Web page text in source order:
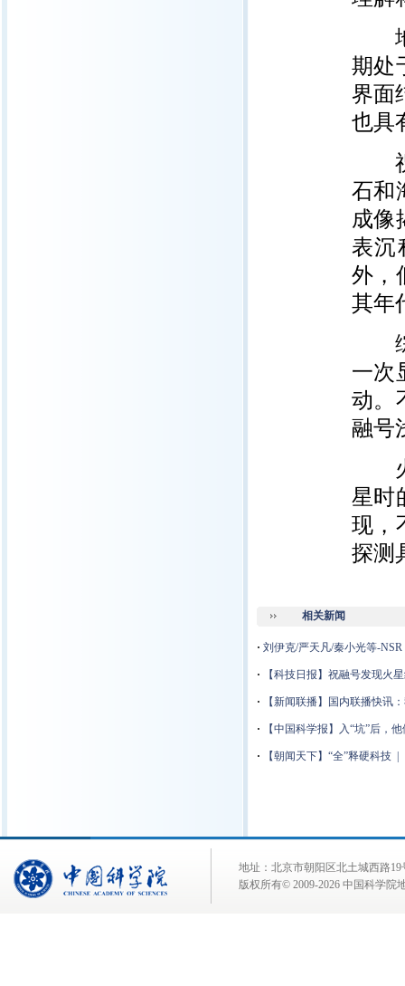
地
期处
界面
也具
祝
石和
成像
表沉
外，
其年
综
一次
动。
融号
火
星时
现，
探测
相关新闻
· 刘伊克/严天凡/秦小光等-
· 【科技日报】祝融号发现火
· 【新闻联播】国内联播快讯
· 【中国科学报】入“坑”后，
· 【朝闻天下】“全”释硬科技
地址：北京市朝阳区北土城西路
版权所有© 2009-2026 中国科学院